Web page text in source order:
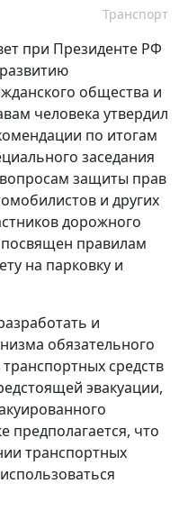
Транспорт
при Президенте РФ
общества и
человека утвердил
по итогам
заседания
защиты прав
и других
дорожного
правилам
на парковку и
и
обязательного
средств
эвакуации,
предполагается, что
транспортных